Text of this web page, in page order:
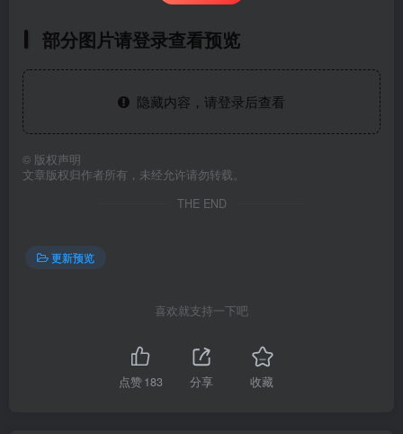
部分图片请登录查看预览
隐藏内容，请登录后查看
© 版权声明
文章版权归作者所有，未经允许请勿转载。
THE END
更新预览
喜欢就支持一下吧
点赞183 分享 收藏